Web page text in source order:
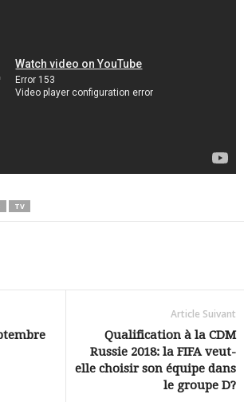
TV
Article Suivant
Qualification à la CDM
Russie 2018: la FIFA veut-
elle choisir son équipe dans
le groupe D?